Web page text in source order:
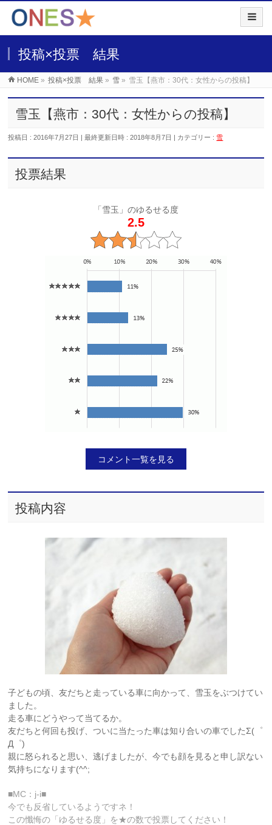
投稿×投票 結果
HOME » 投稿×投票 結果 » 雪 » 雪玉【燕市：30代：女性からの投稿】
雪玉【燕市：30代：女性からの投稿】
投稿日 : 2016年7月27日 最終更新日時 : 2018年8月7日 カテゴリー : 雪
投票結果
「雪玉」のゆるせる度
2.5
コメント一覧を見る
投稿内容
子どもの頃、友だちと走っている車に向かって、雪玉をぶつけてい
ました。
走る車にどうやって当てるか。
友だちと何回も投げ、ついに当たった車は知り合いの車でしたΣ(゜
Д゜)
親に怒られると思い、逃げましたが、今でも顔を見ると申し訳ない
気持ちになります(^^;
■MC：j-i■
今でも反省しているようですネ！
この懺悔の「ゆるせる度」を★の数で投票してください！